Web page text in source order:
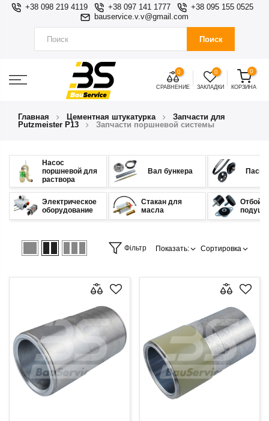
+38 098 219 4119 +38 097 141 1777
+38 095 155 0525
bauservice.v.v@gmail.com
Поиск
0
СРАВНЕНИЕ
0
ЗАКЛАДКИ
0
КОРЗИНА
Главная Цементная штукатурка
Запчасти для
Putzmeister P13
Запчасти поршневой системы
Насос
поршневой для
раствора
Вал бункера
Электрическое
оборудование
Стакан для
масла
Фільтр Показать: Сортировка